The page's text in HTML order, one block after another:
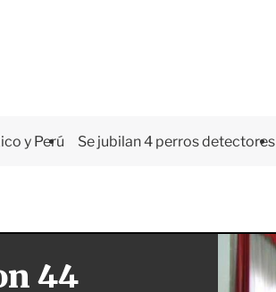
y Perú Se jubilan 4 perros detectores
44